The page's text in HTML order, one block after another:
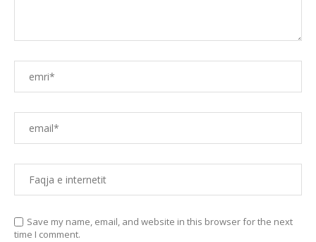
Save my name, email, and website in this browser for the next
time I comment.